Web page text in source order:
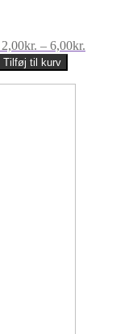
2,00kr. – 6,00kr.
Tilføj til kurv